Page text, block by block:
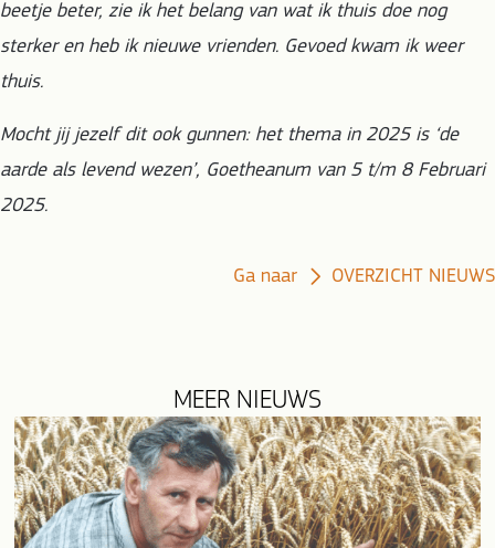
beetje beter, zie ik het belang van wat ik thuis doe nog
sterker en heb ik nieuwe vrienden. Gevoed kwam ik weer
thuis.
Mocht jij jezelf dit ook gunnen: het thema in 2025 is ‘de
aarde als levend wezen’, Goetheanum van 5 t/m 8 Februari
2025.
Ga naar OVERZICHT NIEUWS
MEER NIEUWS